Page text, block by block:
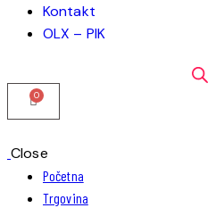
Kontakt
OLX – PIK
Close
Početna
Trgovina